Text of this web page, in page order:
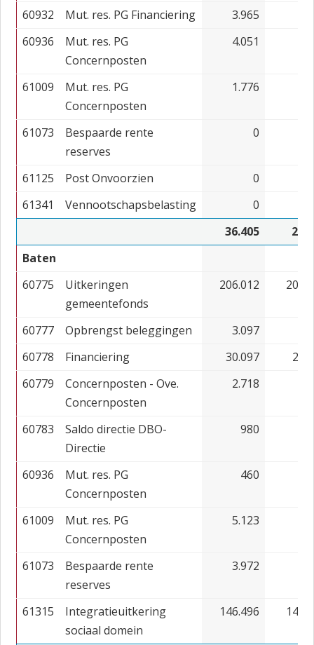
60932 Mut. res. PG Financiering 3.965
60936
Mut. res. PG
Concernposten
4.051
61009
Mut. res. PG
Concernposten
1.776
61073
Bespaarde rente
reserves
0
61125 Post Onvoorzien 0
61341
Vennootschapsbelasting 0
36.405
Baten
60775
Uitkeringen
gemeentefonds
206.012
60777 Opbrengst beleggingen 3.097
60778
Financiering 30.097
60779
Concernposten - Ove.
Concernposten
2.718
60783
Saldo directie DBO-
Directie
980
60936
Mut. res. PG
Concernposten
460
61009
Mut. res. PG
Concernposten
5.123
61073
Bespaarde rente
reserves
3.972
61315
Integratieuitkering
sociaal domein
146.496